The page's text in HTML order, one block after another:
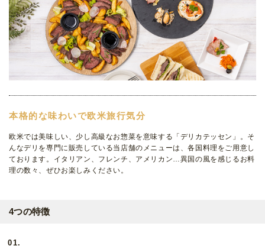
本格的な味わいで欧米旅行気分
欧米では美味しい、少し高級なお惣菜を意味する「デリカテッセン」。そ
んなデリを専門に販売している当店舗のメニューは、各国料理をご用意し
ております。イタリアン、フレンチ、アメリカン…異国の風を感じるお料
理の数々、ぜひお楽しみください。
4つの特徴
01.